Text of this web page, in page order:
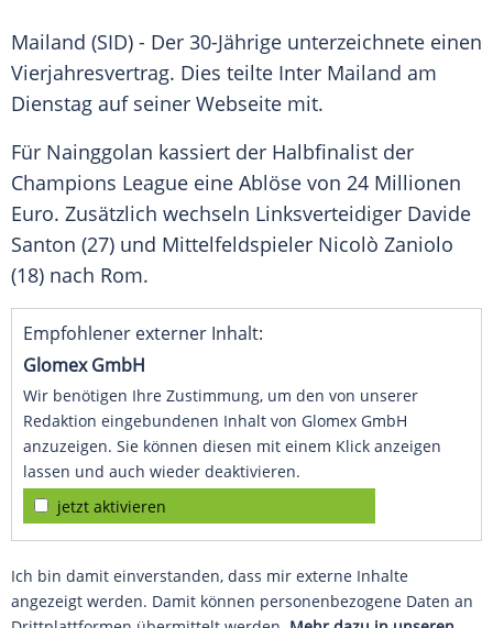
Mailand (SID) - Der 30-Jährige unterzeichnete einen
Vierjahresvertrag. Dies teilte Inter Mailand am
Dienstag auf seiner Webseite mit.
Für Nainggolan kassiert der Halbfinalist der
Champions League eine Ablöse von 24 Millionen
Euro. Zusätzlich wechseln Linksverteidiger Davide
Santon (27) und Mittelfeldspieler Nicolò Zaniolo
(18) nach Rom.
Empfohlener externer Inhalt:
Glomex GmbH
Wir benötigen Ihre Zustimmung, um den von unserer
Redaktion eingebundenen Inhalt von Glomex GmbH
anzuzeigen. Sie können diesen mit einem Klick anzeigen
lassen und auch wieder deaktivieren.
jetzt aktivieren
Ich bin damit einverstanden, dass mir externe Inhalte
angezeigt werden. Damit können personenbezogene Daten an